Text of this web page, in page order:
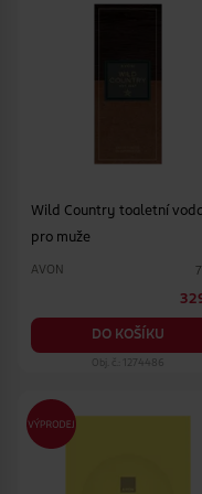
Wild Country toaletní
pro muže
AVON
DO KOŠÍKU
Obj. č.: 1274486